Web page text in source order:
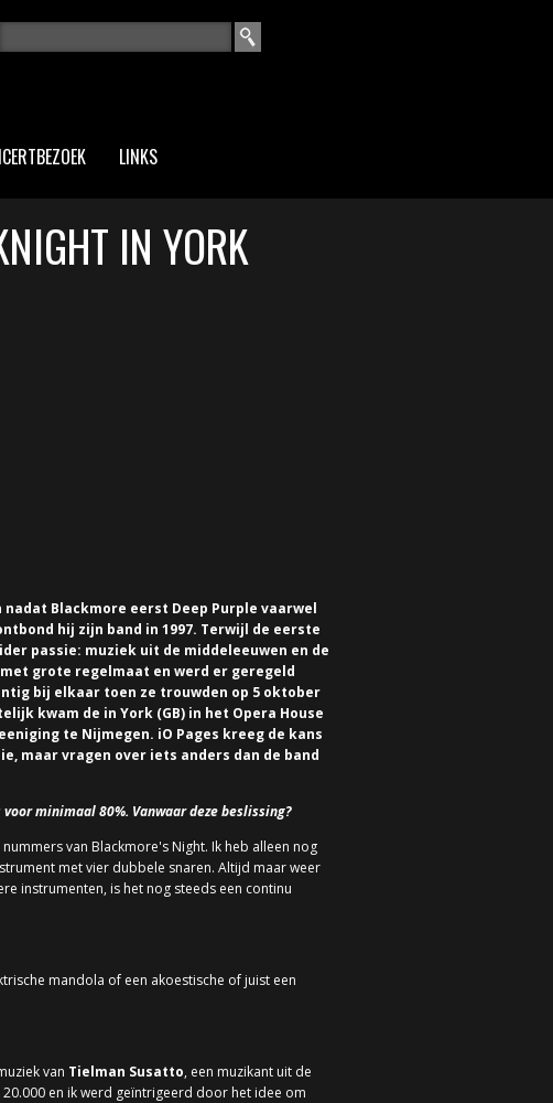
ZOEKVELD
LINKS
IN YORK
Blackmore eerst Deep Purple vaarwel
hij zijn band in 1997. Terwijl de eerste
passie: muziek uit de middeleeuwen en de
grote regelmaat en werd er geregeld
bij elkaar toen ze trouwden op 5 oktober
kwam de in York (GB) in het Opera House
te Nijmegen. iO Pages kreeg de kans
maar vragen over iets anders dan de band
minimaal 80%. Vanwaar deze beslissing?
van Blackmore's Night. Ik heb alleen nog
met vier dubbele snaren. Altijd maar weer
instrumenten, is het nog steeds een continu
mandola of een akoestische of juist een
van Tielman Susatto, een muzikant uit de
en ik werd geïntrigeerd door het idee om